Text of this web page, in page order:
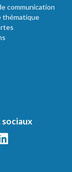
communication
thématique
sociaux